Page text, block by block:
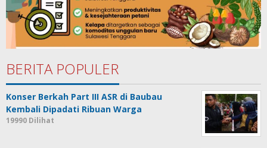
BERITA POPULER
Konser Berkah Part III ASR di Baubau
Kembali Dipadati Ribuan Warga
19990 Dilihat